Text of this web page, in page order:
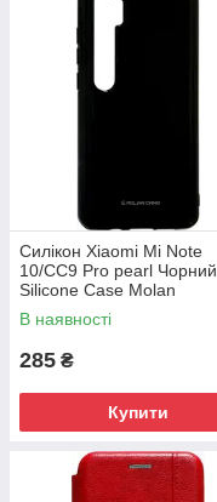
Силікон Xiaomi Mi Note
10/CC9 Pro pearl Чорний
Silicone Case Molan
В наявності
285 ₴
Купити